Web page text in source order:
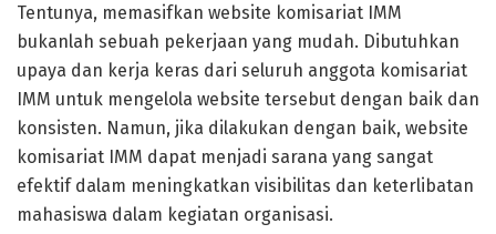
Tentunya, memasifkan website komisariat IMM
bukanlah sebuah pekerjaan yang mudah. Dibutuhkan
upaya dan kerja keras dari seluruh anggota komisariat
IMM untuk mengelola website tersebut dengan baik dan
konsisten. Namun, jika dilakukan dengan baik, website
komisariat IMM dapat menjadi sarana yang sangat
efektif dalam meningkatkan visibilitas dan keterlibatan
mahasiswa dalam kegiatan organisasi.